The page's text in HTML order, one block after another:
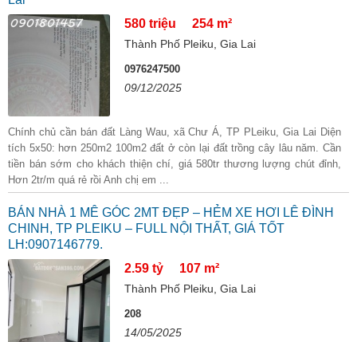
580 triệu
254 m²
Thành Phố Pleiku, Gia Lai
0976247500
09/12/2025
Chính chủ cần bán đất Làng Wau, xã Chư Á, TP PLeiku, Gia Lai Diện
tích 5x50: hơn 250m2 100m2 đất ở còn lại đất trồng cây lâu năm. Cần
tiền bán sớm cho khách thiện chí, giá 580tr thương lượng chút đỉnh,
Hơn 2tr/m quá rẻ rồi Anh chị em ...
BÁN NHÀ 1 MÊ GÓC 2MT ĐẸP – HẺM XE HƠI LÊ ĐÌNH
CHINH, TP PLEIKU – FULL NỘI THẤT, GIÁ TỐT
LH:0907146779.
2.59 tỷ
107 m²
Thành Phố Pleiku, Gia Lai
208
14/05/2025